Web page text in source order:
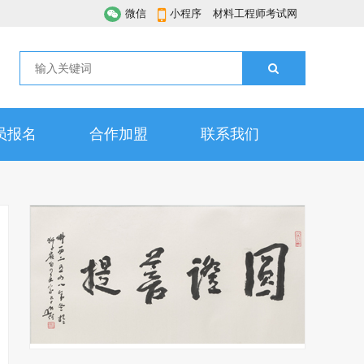
微信 小程序 材料工程师考试网
报名 合作加盟 联系我们